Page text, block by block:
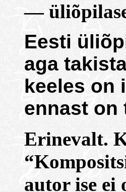
—
Eesti
aga
keeles on
ennast on
Erinevalt.
autor ise ei